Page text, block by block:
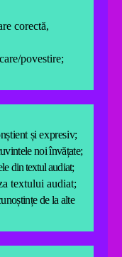
corectă,
povestire;
și expresiv;
noi învățate;
din textul audiat;
textului audiat;
de la alte